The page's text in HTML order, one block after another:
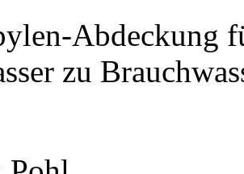
Abdeckung
zu